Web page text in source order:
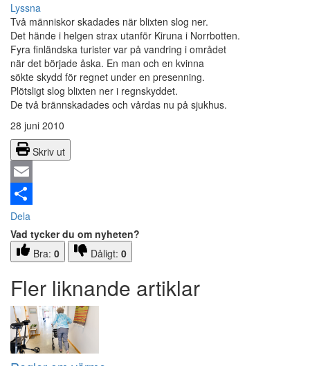
Lyssna
Två människor skadades när blixten slog ner.
Det hände i helgen strax utanför Kiruna i Norrbotten.
Fyra finländska turister var på vandring i området
när det började åska. En man och en kvinna
sökte skydd för regnet under en presenning.
Plötsligt slog blixten ner i regnskyddet.
De två brännskadades och vårdas nu på sjukhus.
28 juni 2010
Skriv ut
Email
Dela
Vad tycker du om nyheten?
Bra: 0 Dåligt: 0
Fler liknande artiklar